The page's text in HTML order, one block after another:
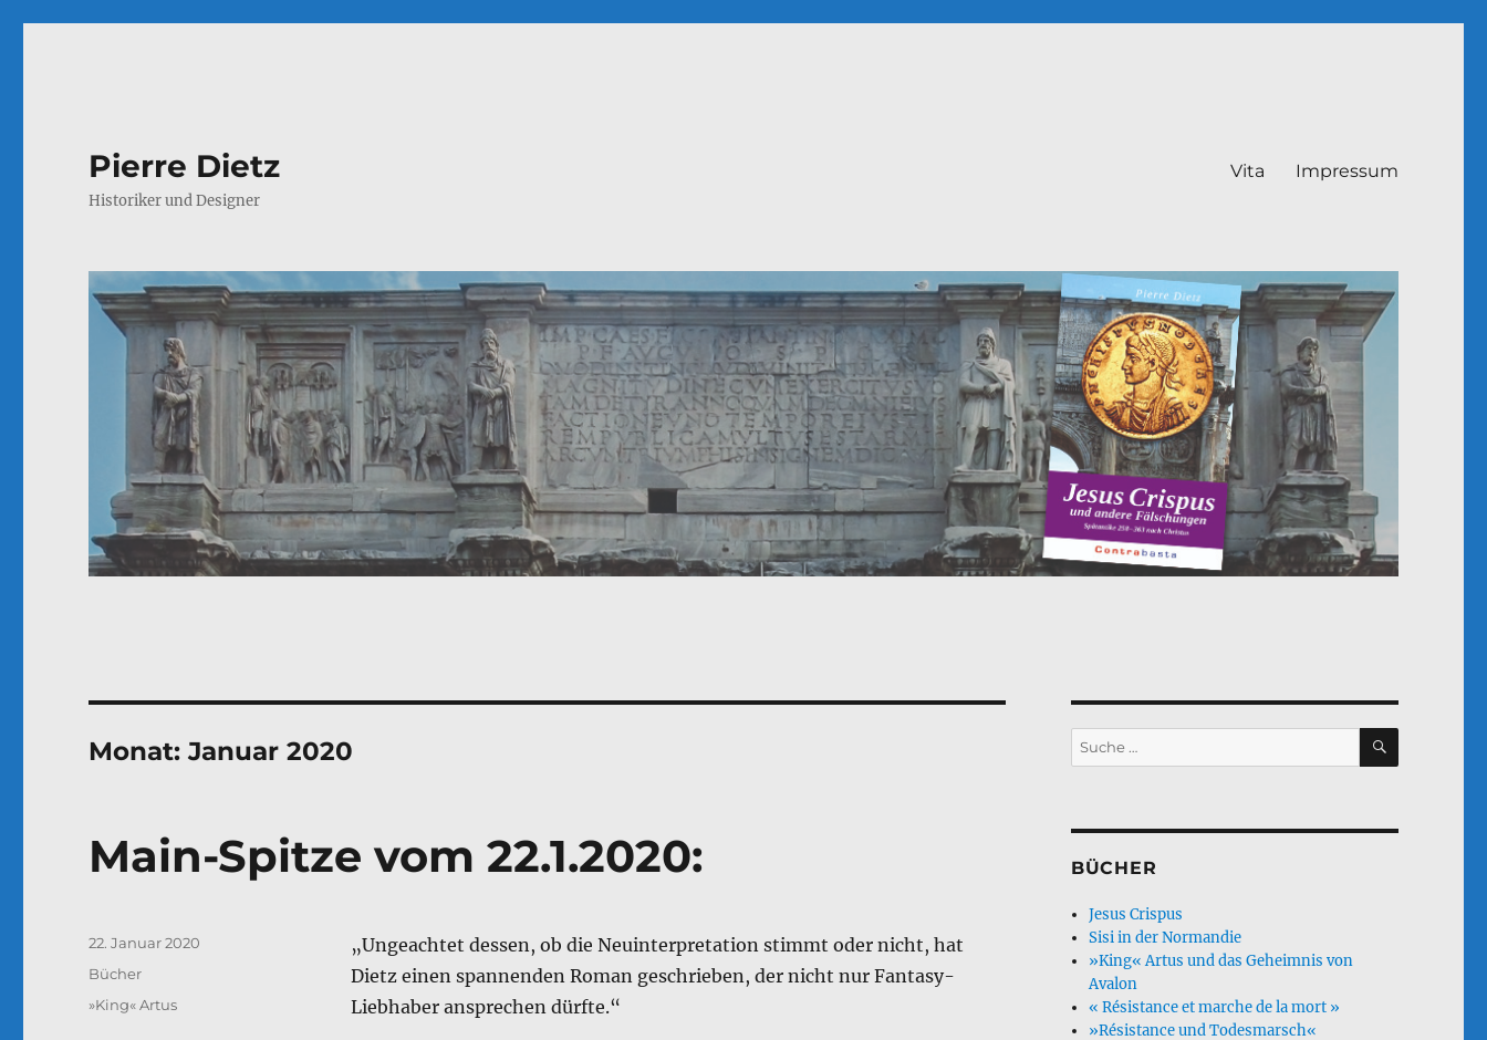
Pierre Dietz
Historiker und Designer
Vita Impressum
Monat:Januar 2020
Main-Spitze vom 22.1.2020:
„Ungeachtet dessen, ob die Neuinterpretation stimmt oder nicht, hat
Dietz einen spannenden Roman geschrieben, der nicht nur Fantasy-
Liebhaber ansprechen dürfte.“
Veröffentlicht
am
22. Januar 2020
Kategorien
Bücher
Schlagwörter
»King« Artus
Suche
nach:
SUCHEN
BÜCHER
Jesus Crispus
Sisi in der Normandie
»King« Artus und das Geheimnis von
Avalon
« Résistance et marche de la mort »
»Résistance und Todesmarsch«